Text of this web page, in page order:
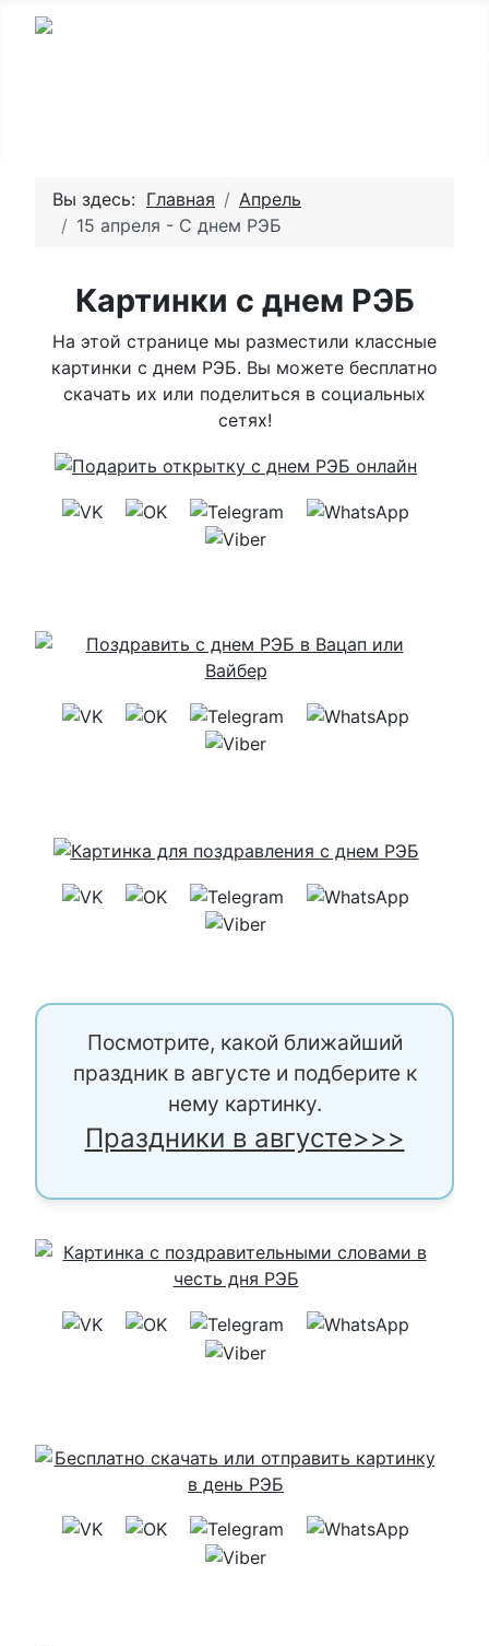
Вы здесь: Главная
Апрель
15 апреля - С днем РЭБ
Картинки с днем РЭБ
На этой странице мы разместили классные
картинки с днем РЭБ. Вы можете бесплатно
скачать их или поделиться в социальных
сетях!
Посмотрите, какой ближайший
праздник в августе и подберите к
нему картинку.
Праздники в августе>>>